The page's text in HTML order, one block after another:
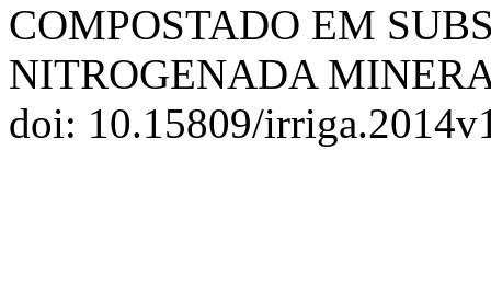
COMPOSTADO EM
NITROGENADA
doi: 10.15809/